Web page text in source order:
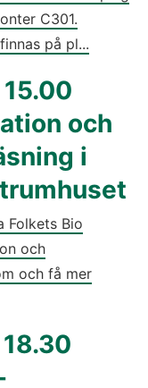
C301.
på pl...
och
i
Folkets Bio
och
och få mer